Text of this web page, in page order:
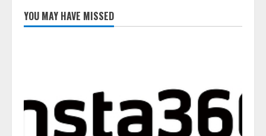
し、AIから設定操作できる機能を
拡充
3
きている企業は26.8％。AI導入企
業の68.0％が、自社でのAI導入・
活用は「上手くいっている」と回
答
YOU MAY HAVE MISSED